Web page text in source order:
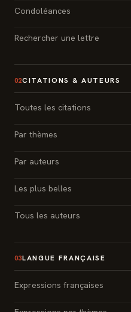
Condoléances
Rechercher une lettre
02CITATIONS & AUTEURS
Toutes les citations
Par thèmes
Par auteurs
Les plus belles
Tous les auteurs
03LANGUE FRANÇAISE
Expressions françaises